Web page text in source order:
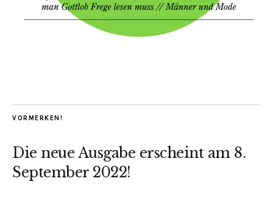
VORMERKEN!
Die neue Ausgabe erscheint am 8.
September 2022!